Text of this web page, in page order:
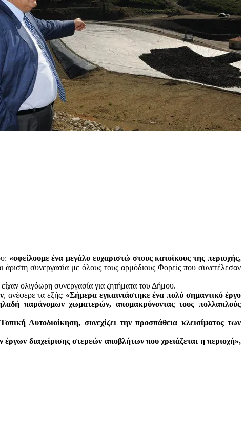
«οφείλουμε ένα μεγάλο ευχαριστώ στους κατοίκους της περιοχής,
συνεργασία με όλους τους αρμόδιους Φορείς που συνετέλεσαν
ολιγόωρη συνεργασία για ζητήματα του Δήμου.
, ανέφερε τα εξής: «Σήμερα εγκαινιάστηκε ένα πολύ σημαντικό έργο
παράνομων χωματερών, απομακρύνοντας τους πολλαπλούς
Αυτοδιοίκηση, συνεχίζει την προσπάθεια κλεισίματος των
διαχείρισης στερεών αποβλήτων που χρειάζεται η περιοχή»,